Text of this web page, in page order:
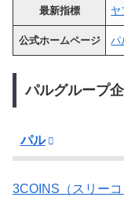
最新指標 ヤ
公式ホームページ パ
パルグループ
パル
3COINS（スリーコ